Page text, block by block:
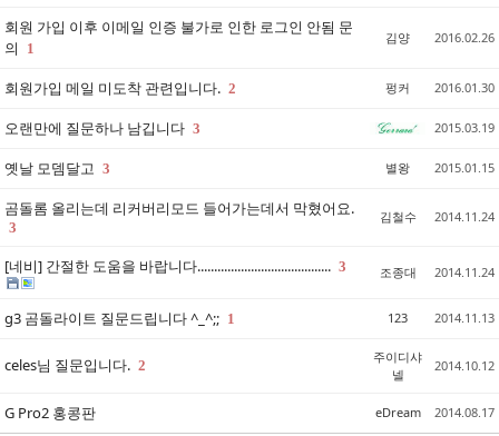
회원 가입 이후 이메일 인증 불가로 인한 로그인 안됨 문
의
1
김양 2016.02.26
회원가입 메일 미도착 관련입니다. 2 펑커 2016.01.30
오랜만에 질문하나 남깁니다 3 2015.03.19
옛날 모뎀달고 3 별왕 2015.01.15
곰돌롬 올리는데 리커버리모드 들어가는데서 막혔어요.
3
김철수 2014.11.24
[네비] 간절한 도움을 바랍니다........................................ 3 조종대 2014.11.24
g3 곰돌라이트 질문드립니다 ^_^;; 1 123 2014.11.13
celes님 질문입니다. 2
주이디샤
넬
2014.10.12
G Pro2 홍콩판 eDream 2014.08.17